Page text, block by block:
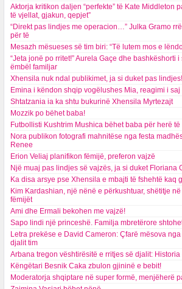
Aktorja kritikon daljen “perfekte” të Kate Middleton
të vjellat, gjakun, qepjet”
“Direkt pas lindjes me operacion…” Julka Gramo
për të
Mesazh mësueses së tim biri: “Të lutem mos e
“Jeta jonë po rritet!” Aurela Gaçe dhe bashkëshorti
ëmbël familjar
Xhensila nuk ndal publikimet, ja si duket pas lindjes!
Emina i këndon shqip vogëlushes Mia, reagimi i
Shtatzania ia ka shtu bukurinë Xhensila Myrtezajt
Mozzik po bëhet baba!
Futbollisti Kushtrim Mushica bëhet baba për herë të
Nora publikon fotografi mahnitëse nga festa
Renee
Erion Veliaj planifikon fëmijë, preferon vajzë
Një muaj pas lindjes së vajzës, ja si duket Floriana
Ka disa arsye pse Xhensila e mbajti të fshehtë kaq
Kim Kardashian, një nënë e përkushtuar, shëtitje
fëmijët
Ami dhe Ermali bekohen me vajzë!
Sapo lindi një princeshë. Familja mbretërore
Letra prekëse e David Cameron: Çfarë mësova
djalit tim
Arbana tregon vështirësitë e rritjes së djalit: Historia
Këngëtari Besnik Caka zbulon gjininë e bebit!
Moderatorja shqiptare në super formë, menjëherë